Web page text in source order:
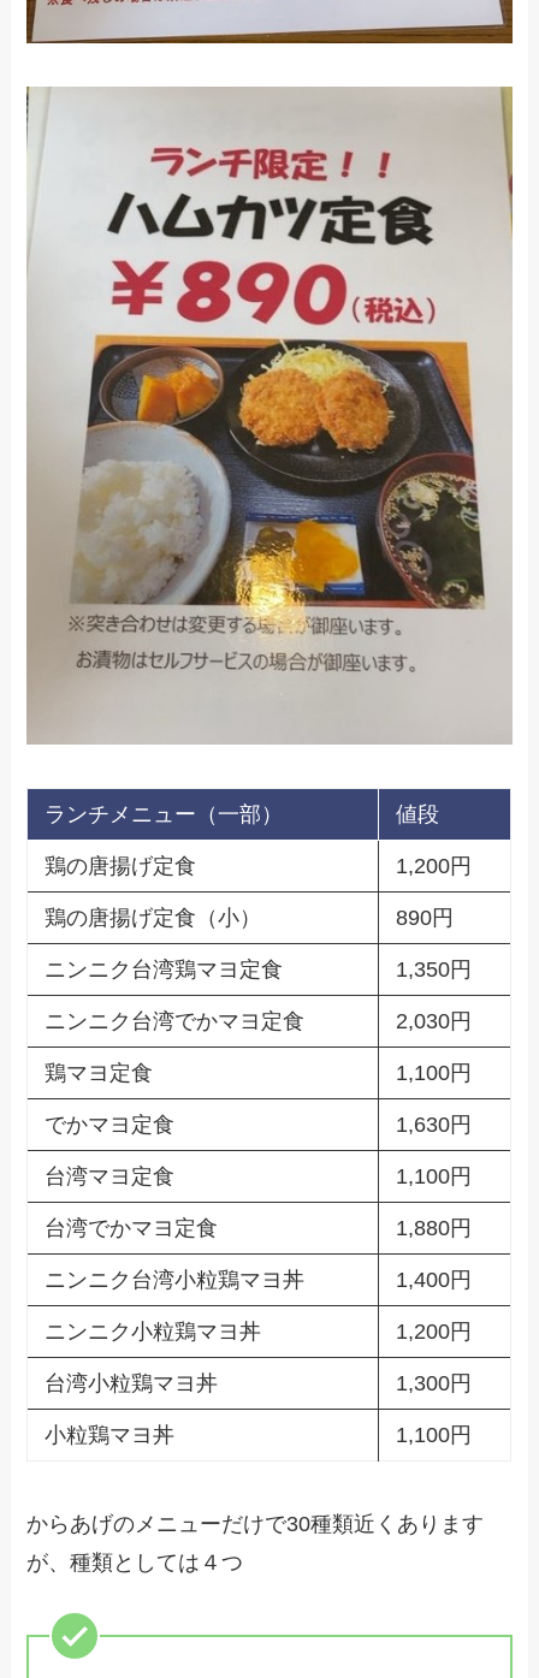
ランチメニュー（一部） 値段
鶏の唐揚げ定食 1,200円
鶏の唐揚げ定食（小） 890円
ニンニク台湾鶏マヨ定食 1,350円
ニンニク台湾でかマヨ定食 2,030円
鶏マヨ定食 1,100円
でかマヨ定食 1,630円
台湾マヨ定食 1,100円
台湾でかマヨ定食 1,880円
ニンニク台湾小粒鶏マヨ丼 1,400円
ニンニク小粒鶏マヨ丼 1,200円
台湾小粒鶏マヨ丼 1,300円
小粒鶏マヨ丼 1,100円
からあげのメニューだけで30種類近くあります
が、種類としては４つ